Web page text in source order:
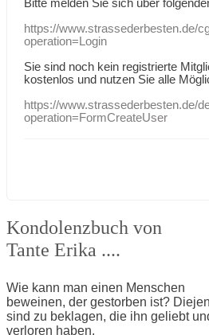
Bitte melden Sie sich über
https://www.strassederbesten.de/
operation=Login
Sie sind noch kein registrierte
kostenlos und nutzen Sie alle
https://www.strassederbesten.de/
operation=FormCreateUser
Kondolenzbuch von
Tante Erika ....
Wie kann man einen Menschen
beweinen, der gestorben ist?
sind zu beklagen, die ihn geliebt
verloren haben.